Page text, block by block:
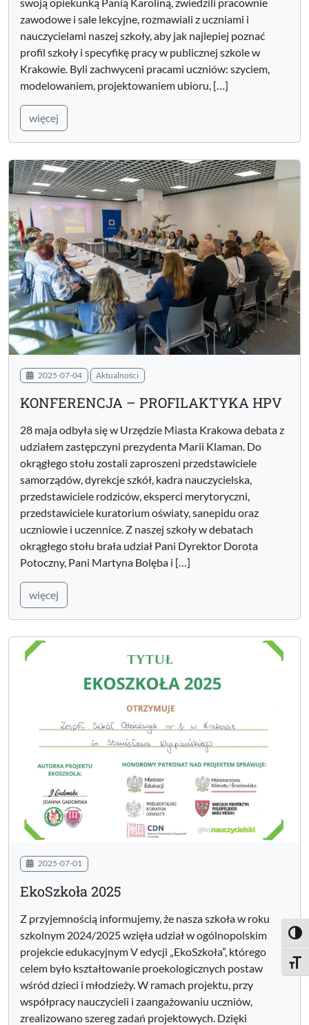
swoją opiekunką Panią Karoliną, zwiedzili pracownie
zawodowe i sale lekcyjne, rozmawiali z uczniami i
nauczycielami naszej szkoły, aby jak najlepiej poznać
profil szkoły i specyfikę pracy w publicznej szkole w
Krakowie. Byli zachwyceni pracami uczniów: szyciem,
modelowaniem, projektowaniem ubioru, […]
więcej
2025-07-04 Aktualności
KONFERENCJA – PROFILAKTYKA HPV
28 maja odbyła się w Urzędzie Miasta Krakowa debata z
udziałem zastępczyni prezydenta Marii Klaman. Do
okrągłego stołu zostali zaproszeni przedstawiciele
samorządów, dyrekcje szkół, kadra nauczycielska,
przedstawiciele rodziców, eksperci merytoryczni,
przedstawiciele kuratorium oświaty, sanepidu oraz
uczniowie i uczennice. Z naszej szkoły w debatach
okrągłego stołu brała udział Pani Dyrektor Dorota
Potoczny, Pani Martyna Bolęba i […]
więcej
2025-07-01
EkoSzkoła 2025
Z przyjemnością informujemy, że nasza szkoła w roku
szkolnym 2024/2025 wzięła udział w ogólnopolskim
projekcie edukacyjnym V edycji „EkoSzkoła”, którego
celem było kształtowanie proekologicznych postaw
wśród dzieci i młodzieży. W ramach projektu, przy
współpracy nauczycieli i zaangażowaniu uczniów,
zrealizowano szereg zadań projektowych. Dzięki